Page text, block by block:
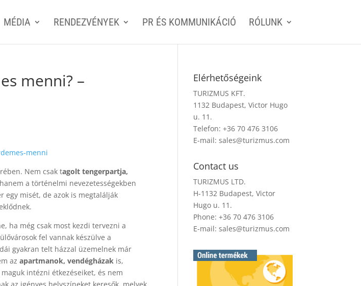
MÉDIA RENDEZVÉNYEK PR ÉS KOMMUNIKÁCIÓ RÓLUNK
menni? –
menni
Nem csak tagolt tengerpartja,
a történelmi nevezetességekben
egy misét, de azok is megtalálják
ha még csak most kezdi tervezni a
fel vannak készülve a
gyakran telt házzal üzemelnek már
azapartmanok, vendégházak is,
intézni étkezéseiket, és nem
Elérhetőségeink
TURIZMUS KFT.
1132 Budapest, Victor Hugo
u. 11.
Telefon: +36 70 476 3106
E-mail:sales@turizmus.com
Contact us
TURIZMUS LTD.
H-1132 Budapest, Victor
Hugo u. 11.
Phone: +36 70 476 3106
E-mail:sales@turizmus.com